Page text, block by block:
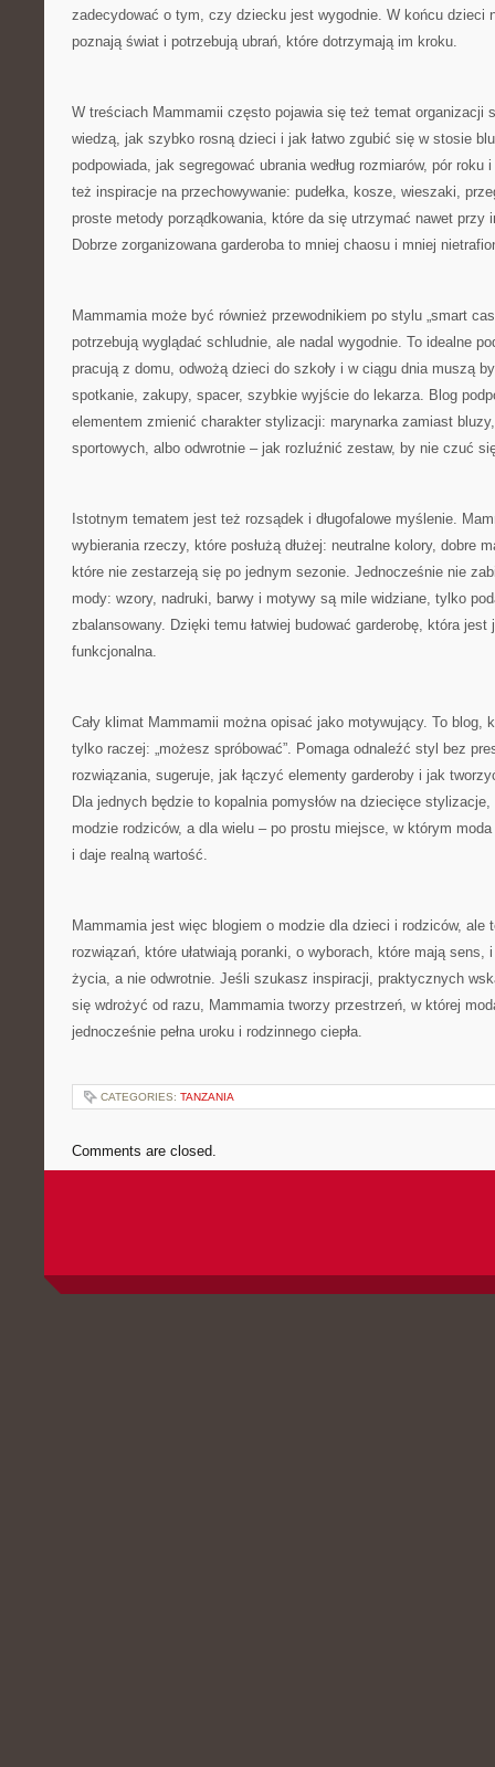
zadecydować o tym, czy dziecku jest wygodnie. W końcu dzieci
poznają świat i potrzebują ubrań, które dotrzymają im kroku.
W treściach Mammamii często pojawia się też temat organizacji
wiedzą, jak szybko rosną dzieci i jak łatwo zgubić się w stosie
podpowiada, jak segregować ubrania według rozmiarów, pór
też inspiracje na przechowywanie: pudełka, kosze, wieszaki,
proste metody porządkowania, które da się utrzymać nawet przy
Dobrze zorganizowana garderoba to mniej chaosu i mniej
Mammamia może być również przewodnikiem po stylu „smart
potrzebują wyglądać schludnie, ale nadal wygodnie. To idealne
pracują z domu, odwożą dzieci do szkoły i w ciągu dnia muszą
spotkanie, zakupy, spacer, szybkie wyjście do lekarza. Blog
elementem zmienić charakter stylizacji: marynarka zamiast
sportowych, albo odwrotnie – jak rozluźnić zestaw, by nie czuć
Istotnym tematem jest też rozsądek i długofalowe myślenie.
wybierania rzeczy, które posłużą dłużej: neutralne kolory, dobre
które nie zestarzeją się po jednym sezonie. Jednocześnie nie
mody: wzory, nadruki, barwy i motywy są mile widziane, tylko
zbalansowany. Dzięki temu łatwiej budować garderobę, która jest
funkcjonalna.
Cały klimat Mammamii można opisać jako motywujący. To blog,
tylko raczej: „możesz spróbować”. Pomaga odnaleźć styl bez
rozwiązania, sugeruje, jak łączyć elementy garderoby i jak
Dla jednych będzie to kopalnia pomysłów na dziecięce
modzie rodziców, a dla wielu – po prostu miejsce, w którym
i daje realną wartość.
Mammamia jest więc blogiem o modzie dla dzieci i rodziców, ale
rozwiązań, które ułatwiają poranki, o wyborach, które mają
życia, a nie odwrotnie. Jeśli szukasz inspiracji, praktycznych
się wdrożyć od razu, Mammamia tworzy przestrzeń, w której
jednocześnie pełna uroku i rodzinnego ciepła.
CATEGORIES: TANZANIA
Comments are closed.